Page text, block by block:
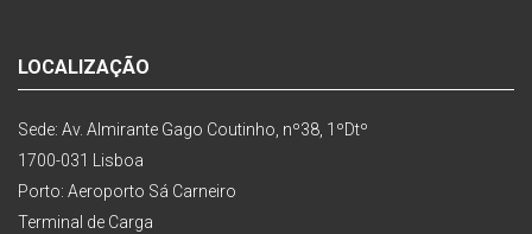
LOCALIZAÇÃO
Sede: Av. Almirante Gago Coutinho, nº38, 1ºDtº
1700-031 Lisboa
Porto: Aeroporto Sá Carneiro
Terminal de Carga